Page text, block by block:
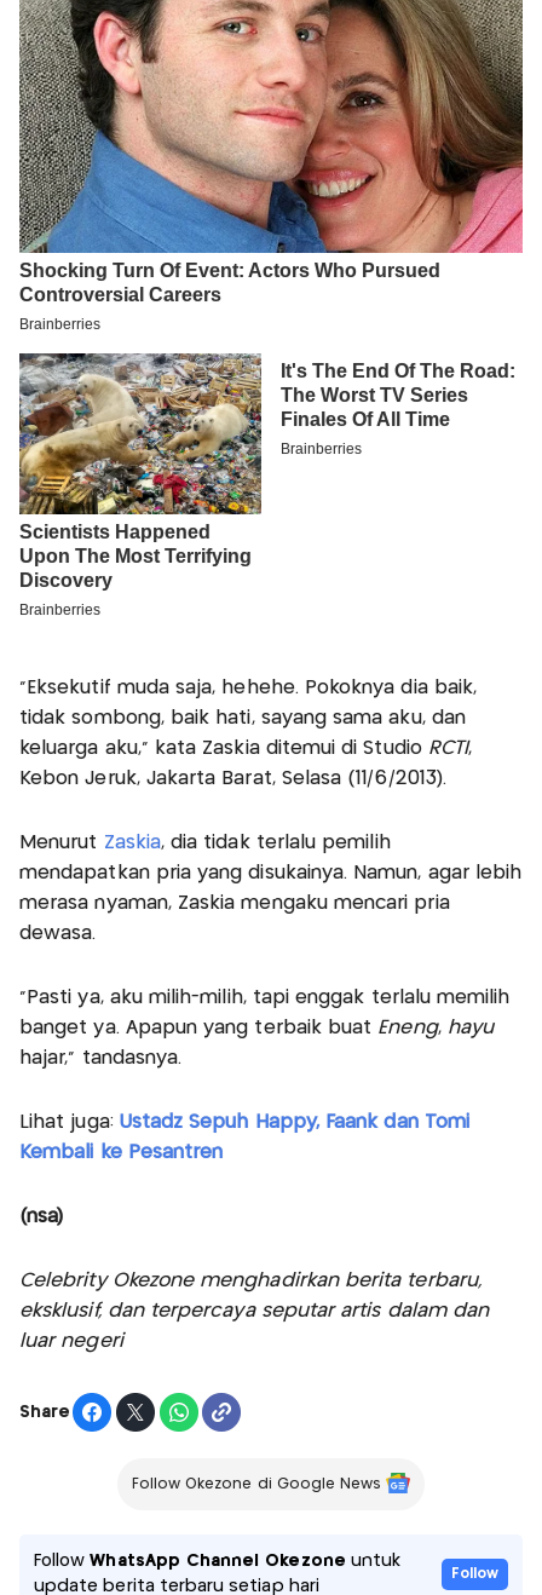
"Eksekutif muda saja, hehehe. Pokoknya dia baik,
tidak sombong, baik hati, sayang sama aku, dan
keluarga aku," kata Zaskia ditemui di Studio RCTI,
Kebon Jeruk, Jakarta Barat, Selasa (11/6/2013).
Menurut Zaskia, dia tidak terlalu pemilih
mendapatkan pria yang disukainya. Namun, agar lebih
merasa nyaman, Zaskia mengaku mencari pria
dewasa.
"Pasti ya, aku milih-milih, tapi enggak terlalu memilih
banget ya. Apapun yang terbaik buat Eneng,hayu
hajar," tandasnya.
Lihat juga: Ustadz Sepuh Happy, Faank dan Tomi
Kembali ke Pesantren
(nsa)
Celebrity Okezone menghadirkan berita terbaru,
eksklusif, dan terpercaya seputar artis dalam dan
luar negeri
Share
Follow Okezone di Google News
FollowWhatsApp Channel Okezone untuk
update berita terbaru setiap hari
Follow